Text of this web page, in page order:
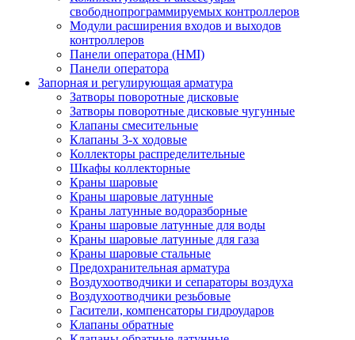
свободнопрограммируемых контроллеров
Модули расширения входов и выходов
контроллеров
Панели оператора (HMI)
Панели оператора
Запорная и регулирующая арматура
Затворы поворотные дисковые
Затворы поворотные дисковые чугунные
Клапаны смесительные
Клапаны 3-х ходовые
Коллекторы распределительные
Шкафы коллекторные
Краны шаровые
Краны шаровые латунные
Краны латунные водоразборные
Краны шаровые латунные для воды
Краны шаровые латунные для газа
Краны шаровые стальные
Предохранительная арматура
Воздухоотводчики и сепараторы воздуха
Воздухоотводчики резьбовые
Гасители, компенсаторы гидроударов
Клапаны обратные